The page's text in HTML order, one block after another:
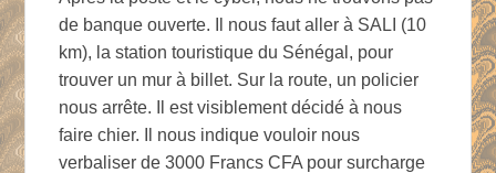
de banque ouverte. Il nous faut aller à SALI (10
km), la station touristique du Sénégal, pour
trouver un mur à billet. Sur la route, un policier
nous arrête. Il est visiblement décidé à nous
faire chier. Il nous indique vouloir nous
verbaliser de 3000 Francs CFA pour surcharge